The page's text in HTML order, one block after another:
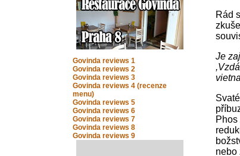
Govinda reviews 1
Govinda reviews 2
Govinda reviews 3
Govinda reviews 4 (recenze
menu)
Govinda reviews 5
Govinda reviews 6
Govinda reviews 7
Govinda reviews 8
Govinda reviews 9
Rád
Je
nebo